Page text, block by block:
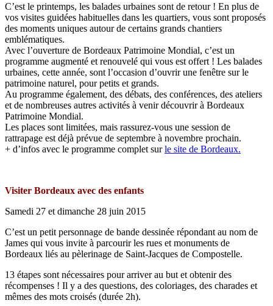
C’est le printemps, les balades urbaines sont de retour ! En plus de
vos visites guidées habituelles dans les quartiers, vous sont proposés
des moments uniques autour de certains grands chantiers
emblématiques.
Avec l’ouverture de Bordeaux Patrimoine Mondial, c’est un
programme augmenté et renouvelé qui vous est offert ! Les balades
urbaines, cette année, sont l’occasion d’ouvrir une fenêtre sur le
patrimoine naturel, pour petits et grands.
Au programme également, des débats, des conférences, des ateliers
et de nombreuses autres activités à venir découvrir à Bordeaux
Patrimoine Mondial.
Les places sont limitées, mais rassurez-vous une session de
rattrapage est déjà prévue de septembre à novembre prochain.
+ d’infos avec le programme complet surle site de Bordeaux.
Visiter Bordeaux avec des enfants
Samedi 27 et dimanche 28 juin 2015
C’est un petit personnage de bande dessinée répondant au nom de
James qui vous invite à parcourir les rues et monuments de
Bordeaux liés au pèlerinage de Saint-Jacques de Compostelle.
13 étapes sont nécessaires pour arriver au but et obtenir des
récompenses ! Il y a des questions, des coloriages, des charades et
mêmes des mots croisés (durée 2h).